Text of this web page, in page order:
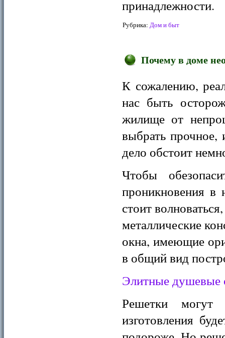
принадлежности.
Рубрика: Дом и быт
Почему в доме
К сожалению,
нас быть
жилище от
выбрать
дело обстоит
Чтобы
проникновения в
стоит
металлические
окна, имеющие
в общий вид
Элитные душевые
Решетки
изготовления